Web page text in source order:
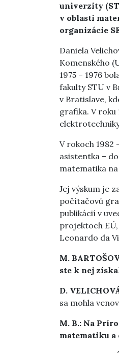
univerzity
v oblasti
organizácie
Daniela
Komenského
1975 – 1976
fakulty STU v
v Bratislave,
grafika. V roku
V rokoch 1982
asistentka –
matematika
Jej výskum je
počítačovú
publikácií v
projektoch EÚ,
Leonardo da
M.
ste k nej
D.
sa mohla
M. B.: Na
matematiku a